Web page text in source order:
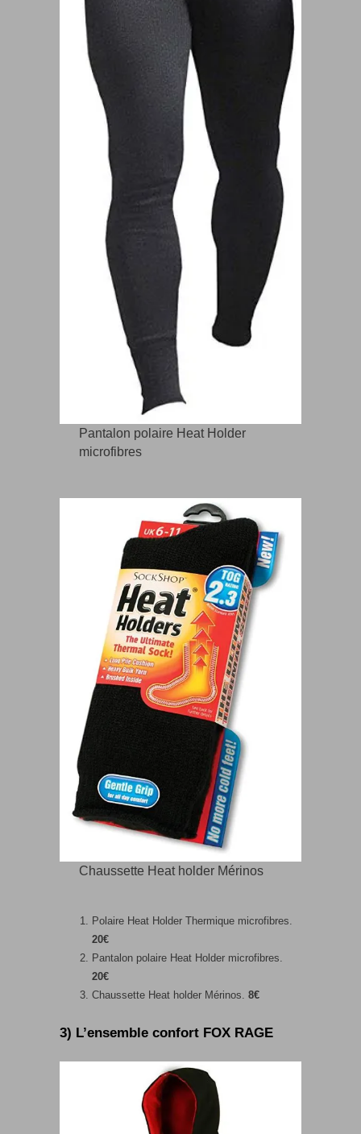
Pantalon polaire Heat Holder
microfibres
Chaussette Heat holder Mérinos
Polaire Heat Holder Thermique microfibres.
20€
Pantalon polaire Heat Holder microfibres.
20€
Chaussette Heat holder Mérinos. 8€
3) L’ensemble confort FOX RAGE